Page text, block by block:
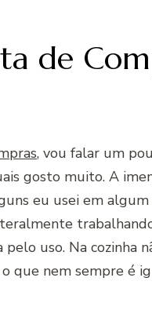
de
, vou falar um
gosto muito. A
eu usei em
uso. Na cozinha
que nem sempre é